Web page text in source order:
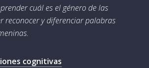
cuál es el género de las
reconocer y diferenciar palabras
cognitivas